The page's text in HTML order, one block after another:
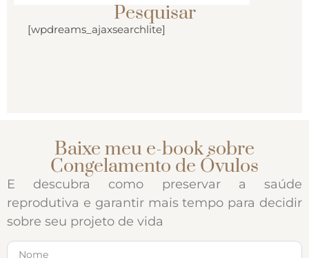
Pesquisar
[wpdreams_ajaxsearchlite]
Baixe meu e-book sobre
Congelamento de Óvulos
E descubra como preservar a saúde
reprodutiva e garantir mais tempo para decidir
sobre seu projeto de vida